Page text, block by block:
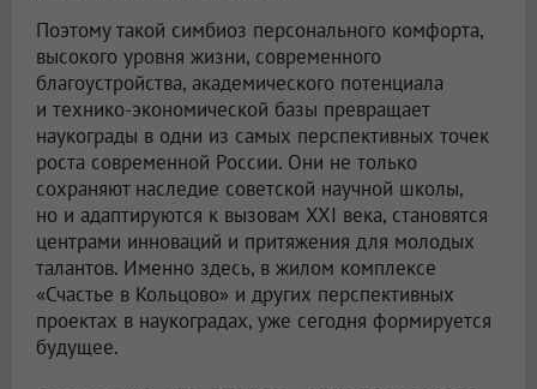
Поэтому такой симбиоз персонального комфорта,
высокого уровня жизни, современного
благоустройства, академического потенциала
и технико-экономической базы превращает
наукограды в одни из самых перспективных точек
роста современной России. Они не только
сохраняют наследие советской научной школы,
но и адаптируются к вызовам XXI века, становятся
центрами инноваций и притяжения для молодых
талантов. Именно здесь, в жилом комплексе
«Счастье в Кольцово» и других перспективных
проектах в наукоградах, уже сегодня формируется
будущее.